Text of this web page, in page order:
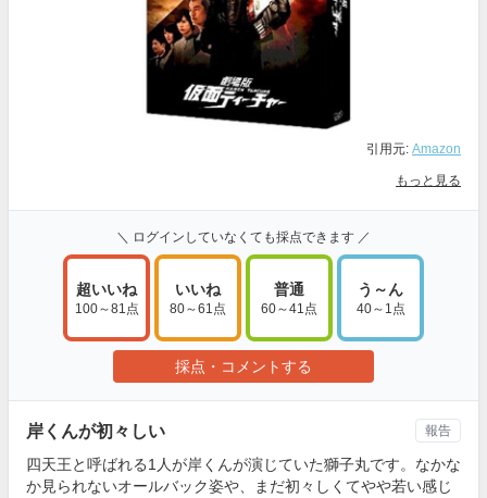
引用元: Amazon
もっと見る
＼ ログインしていなくても採点できます ／
超いいね
100～81点
いいね
80～61点
普通
60～41点
う～ん
40～1点
採点・コメントする
岸くんが初々しい
四天王と呼ばれる1人が岸くんが演じていた獅子丸です。なかな
か見られないオールバック姿や、まだ初々しくてやや若い感じ
報告